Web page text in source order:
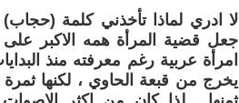
لا ادري لماذا تأخذني كلمة
جعل قضية المرأة همه الاكبر
امرأة عربية رغم معرفته منذ
يخرج من قبعة الحاوي ، لكنها